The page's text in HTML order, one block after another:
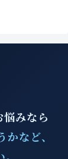
みなら
など、